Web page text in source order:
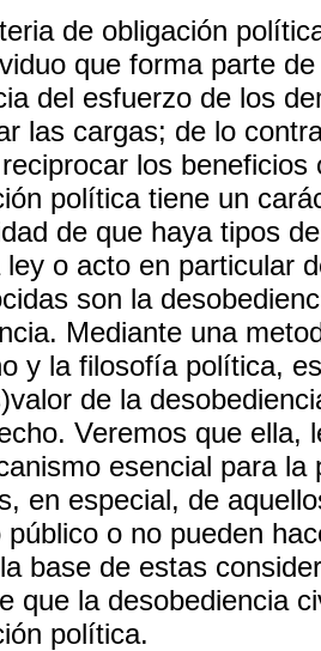
de obligación
que forma parte
del esfuerzo de los
las cargas; de lo
los
política tiene un
de que haya tipos
ley o acto en particular
son la
Mediante una
y la filosofía política,
de la
Veremos que ella,
esencial para
en especial, de
público o no pueden
base de estas
que la desobediencia
política.